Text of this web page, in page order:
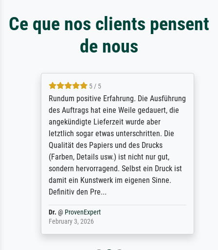
Ce que nos clients pensent
de nous
5 / 5
Rundum positive Erfahrung. Die Ausführung
des Auftrags hat eine Weile gedauert, die
angekündigte Lieferzeit wurde aber
letztlich sogar etwas unterschritten. Die
Qualität des Papiers und des Drucks
(Farben, Details usw.) ist nicht nur gut,
sondern hervorragend. Selbst ein Druck ist
damit ein Kunstwerk im eigenen Sinne.
Definitiv den Pre...
@ ProvenExpert
February 3, 2026